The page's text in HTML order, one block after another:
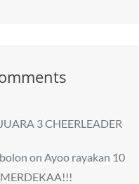
JUARA 3 CHEERLEADER
on Ayoo rayakan 10